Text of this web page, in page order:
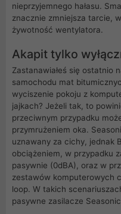
nieprzyjemnego hałasu.
znacznie zmniejsza tarcie,
żywotność wentylatora.
Akapit tylko
Zastanawiałeś się ostatnio
samochodu mat
wyciszenie pokoju z
jajkach? Jeżeli tak, to
przeciwnym przypadku
przymrużeniem oka.
uznawany za cichy, jednak
obciążeniem, w przypadku
pasywnie (0dBA), oraz w
zestawów komputerowych
loop. W takich
pasywne zasilacze